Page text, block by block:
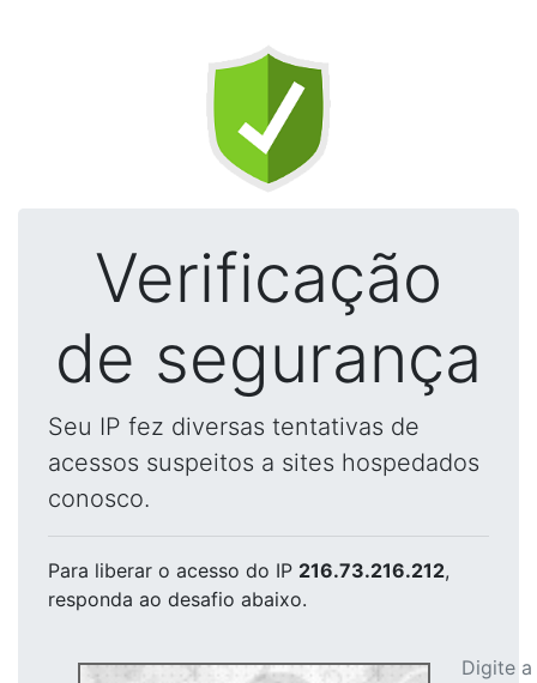
Verificação
de segurança
Seu IP fez diversas tentativas de
acessos suspeitos a sites hospedados
conosco.
Para liberar o acesso do IP 216.73.216.212,
responda ao desafio abaixo.
Digite